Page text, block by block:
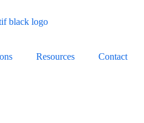
Resources Contact